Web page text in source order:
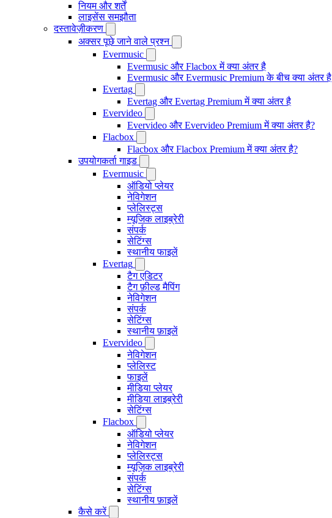
नियम और शर्तें
लाइसेंस समझौता
दस्तावेज़ीकरण
अक्सर पूछे जाने वाले प्रश्न
Evermusic
Evermusic और Flacbox में क्या अंतर है
Evermusic और Evermusic Premium के बीच क्या अंतर है
Evertag
Evertag और Evertag Premium में क्या अंतर है
Evervideo
Evervideo और Evervideo Premium में क्या अंतर है?
Flacbox
Flacbox और Flacbox Premium में क्या अंतर है?
उपयोगकर्ता गाइड
Evermusic
ऑडियो प्लेयर
नेविगेशन
प्लेलिस्ट्स
म्यूजिक लाइब्रेरी
संपर्क
सेटिंग्स
स्थानीय फाइलें
Evertag
टैग एडिटर
टैग फ़ील्ड मैपिंग
नेविगेशन
संपर्क
सेटिंग्स
स्थानीय फ़ाइलें
Evervideo
नेविगेशन
प्लेलिस्ट
फाइलें
मीडिया प्लेयर
मीडिया लाइब्रेरी
सेटिंग्स
Flacbox
ऑडियो प्लेयर
नेविगेशन
प्लेलिस्ट्स
म्यूज़िक लाइब्रेरी
संपर्क
सेटिंग्स
स्थानीय फ़ाइलें
कैसे करें